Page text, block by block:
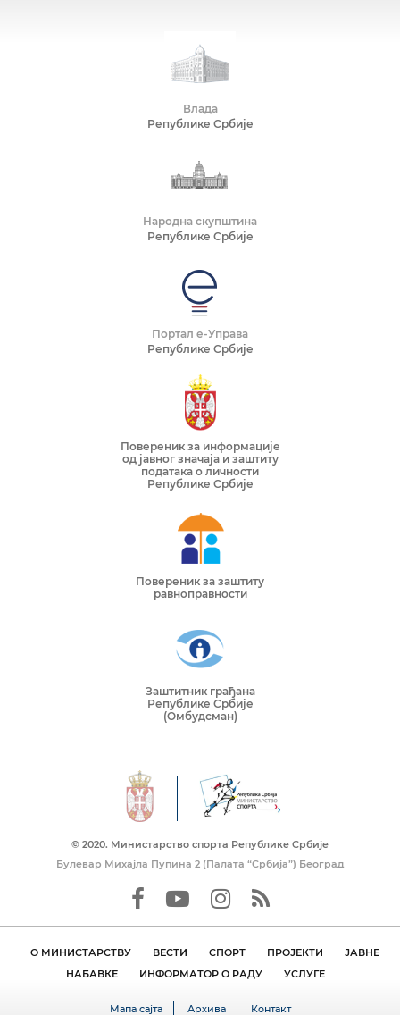
Влада
Републике Србије
Народна скупштина
Републике Србије
Портал е-Управа
Републике Србије
Повереник за информације
од јавног значаја и заштиту
података о личности
Републике Србије
Повереник за заштиту
равноправности
Заштитник грађана
Републике Србије
(Омбудсман)
© 2020. Mинистарство спорта Републике Србије
Булевар Михајла Пупина 2 (Палата “Србија”) Београд
О МИНИСТАРСТВУ ВЕСТИ СПОРТ ПРОЈЕКТИ
ЈАВНЕ
НАБАВКЕ
ИНФОРМАТОР О РАДУ УСЛУГЕ
Мапа сајта Архива Контакт